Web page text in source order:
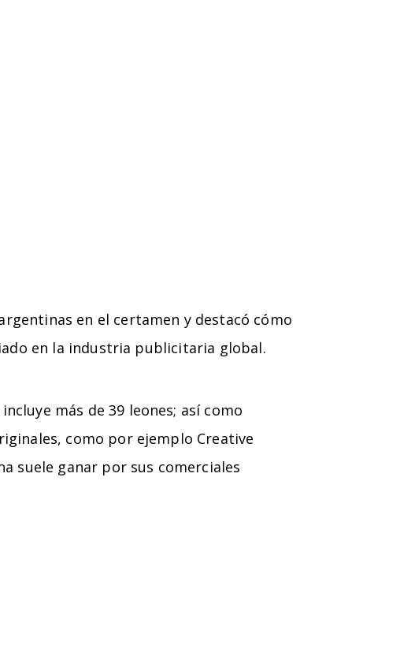
en el certamen y destacó cómo
en la industria publicitaria global.
más de 39 leones; así como
como por ejemplo Creative
suele ganar por sus comerciales